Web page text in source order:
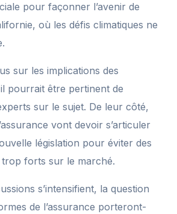
pour façonner l’avenir de
où les défis climatiques ne
sur les implications des
pourrait être pertinent de
sur le sujet. De leur côté,
vont devoir s’articuler
législation pour éviter des
forts sur le marché.
s’intensifient, la question
de l’assurance porteront-